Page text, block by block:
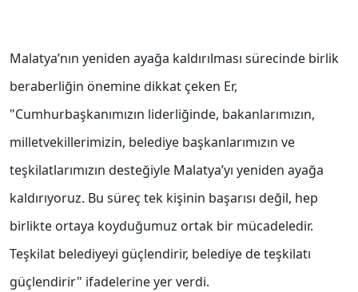
Malatya’nın yeniden ayağa kaldırılması sürecinde birlik
beraberliğin önemine dikkat çeken Er,
"Cumhurbaşkanımızın liderliğinde, bakanlarımızın,
milletvekillerimizin, belediye başkanlarımızın ve
teşkilatlarımızın desteğiyle Malatya’yı yeniden ayağa
kaldırıyoruz. Bu süreç tek kişinin başarısı değil, hep
birlikte ortaya koyduğumuz ortak bir mücadeledir.
Teşkilat belediyeyi güçlendirir, belediye de teşkilatı
güçlendirir" ifadelerine yer verdi.